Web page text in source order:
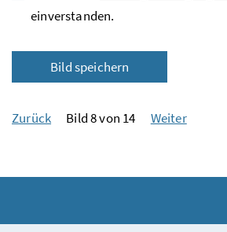
einverstanden.
Bild speichern
Zurück Bild 8 von 14 Weiter